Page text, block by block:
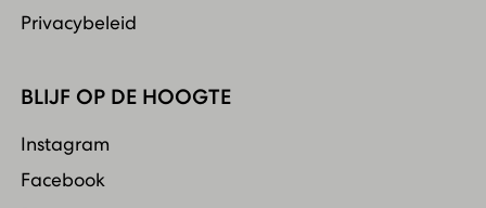
Privacybeleid
BLIJF OP DE HOOGTE
Instagram
Facebook